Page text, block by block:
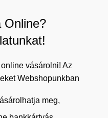
Online?
vásárolni! Az
Webshopunkban
meg,